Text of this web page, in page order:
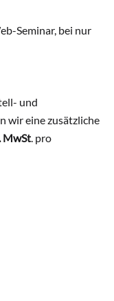
Seminar, bei nur
und
wir eine zusätzliche
MwSt. pro